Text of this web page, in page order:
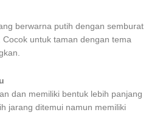
berwarna putih dengan semburat
untuk taman dengan tema
dan memiliki bentuk lebih panjang
jarang ditemui namun memiliki